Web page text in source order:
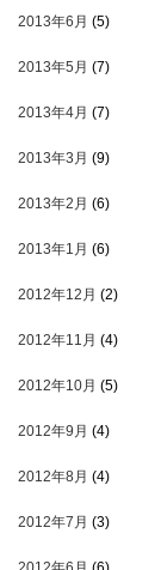
2013年6月 (5)
2013年5月 (7)
2013年4月 (7)
2013年3月 (9)
2013年2月 (6)
2013年1月 (6)
2012年12月 (2)
2012年11月 (4)
2012年10月 (5)
2012年9月 (4)
2012年8月 (4)
2012年7月 (3)